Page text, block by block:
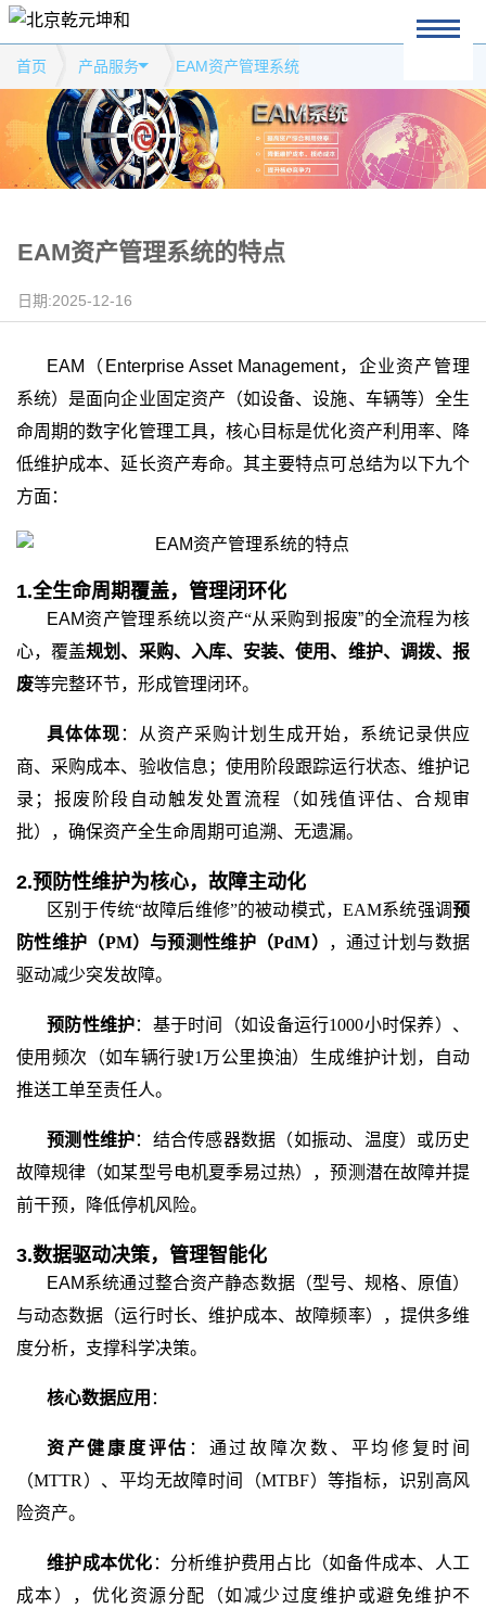
首页 产品服务 EAM资产管理系统
EAM资产管理系统的特点
日期:2025-12-16
EAM（Enterprise Asset Management，企业资产管理
系统）是面向企业固定资产（如设备、设施、车辆等）全生
命周期的数字化管理工具，核心目标是优化资产利用率、降
低维护成本、延长资产寿命。其主要特点可总结为以下九个
方面：
1.全生命周期覆盖，管理闭环化
EAM资产管理系统以资产“从 采购到 报废”的全流程为核
心，覆盖规划、采购、入库、安装、使用、维护、调拨、报
废等完整环节，形成管理闭环。
具体体现 ：从资产采购计划生成开始，系统记录供应
商、采购成本、验收信息；使用阶段跟踪运行状态、维护记
录；报废阶段自动触发处置流程（如残值评估、合规审
批），确保资产全生命周期可追溯、无遗漏。
2.预防性维护为核心，故障主动化
区别于传统“故障后维修”的被动模式，EAM系统强调预
防性维护（PM）与预测性维护（PdM）
，通过计划与数据
驱动减少突发故障。
预防性维护：基于时间（如设备运行1000小时保养）、
使用频次（如车辆行驶1万公里换油）生成维护计划，自动
推送工单至责任人。
预测性维护：结合传感器数据（如振动、温度）或历史
故障规律（如某型号电机夏季易过热），预测潜在故障并提
前干预，降低停机风险。
3.数据驱动决策，管理智能化
EAM系统通过整合资产静态数据（型号、规格、原值）
与动态数据（运行时长、维护成本、故障频率），提供多维
度分析，支撑科学决策。
核心数据应用 ：
资产健康度评估 ：通过故障次数、平均修复时间
（MTTR）、平均无故障时间（MTBF）等指标，识别高风
险资产。
维护成本优化 ：分析维护费用占比（如备件成本、人工
成本），优化资源分配（如减少过度维护或避免维护不